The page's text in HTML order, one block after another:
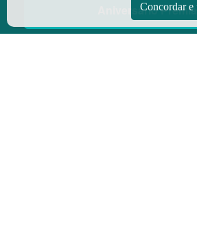
AniversárioConcordar e